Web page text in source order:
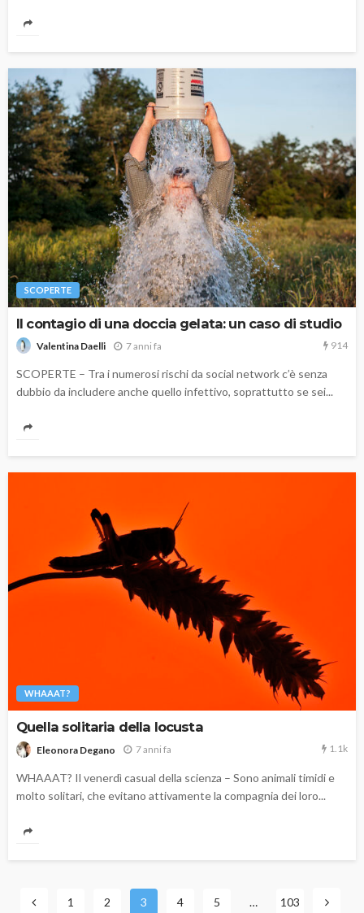
SCOPERTE
Il contagio di una doccia gelata: un caso di studio
Valentina Daelli 7 anni fa 914
SCOPERTE – Tra i numerosi rischi da social network c’è senza
dubbio da includere anche quello infettivo, soprattutto se sei...
WHAAAT?
Quella solitaria della locusta
Eleonora Degano 7 anni fa 1.1k
WHAAAT? Il venerdì casual della scienza – Sono animali timidi e
molto solitari, che evitano attivamente la compagnia dei loro...
1 2 3 4 5 … 103